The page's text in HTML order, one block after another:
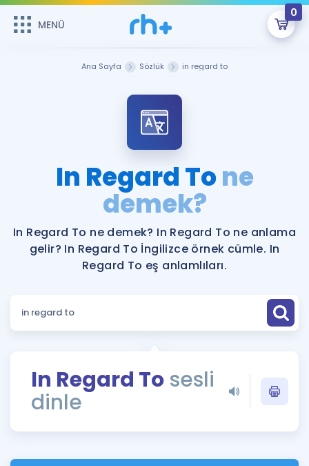
MENÜ
0
Şifremi Hatırlamıyorum
Sepetin Şu An Boş.
Remzi Hoca ile seni sınava hazırlayacak onlarca eğitim seni
bekliyor!
MENÜ
Katılımcı Görüşleri
Faydalı Araçlar
Ücretsiz Kaynaklar
Puan Hesaplama
ÖSYM Sınav Takvimi
Kampanyalar
İngilizce Gramer
Ana Sayfa Sözlük in regard to
In Regard Tone
demek?
In Regard To ne demek? In Regard To ne anlama
gelir? In Regard To İngilizce örnek cümle. In
Regard To eş anlamlıları.
In Regard To sesli
dinle